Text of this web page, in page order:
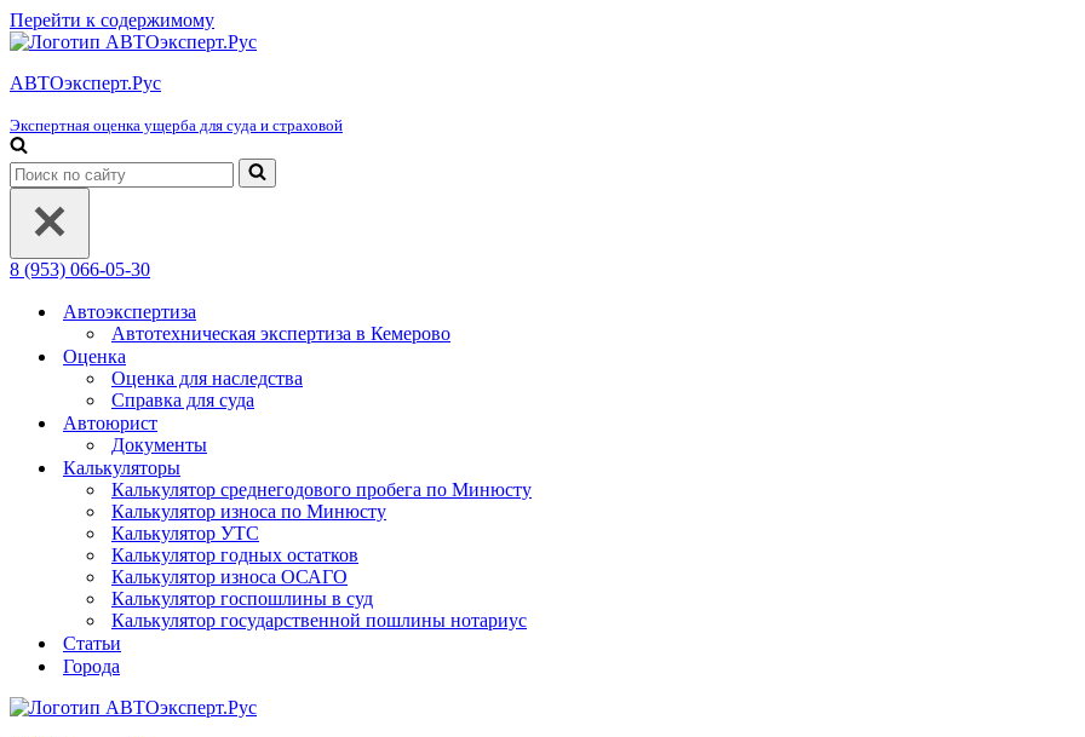
Перейти к содержимому
АВТОэксперт.Рус
Экспертная оценка ущерба для суда и страховой
Искать...
8 (953) 066-05-30
Автоэкспертиза
Автотехническая экспертиза в Кемерово
Оценка
Оценка для наследства
Справка для суда
Автоюрист
Документы
Калькуляторы
Калькулятор среднегодового пробега по Минюсту
Калькулятор износа по Минюсту
Калькулятор УТС
Калькулятор годных остатков
Калькулятор износа ОСАГО
Калькулятор госпошлины в суд
Калькулятор государственной пошлины нотариус
Статьи
Города